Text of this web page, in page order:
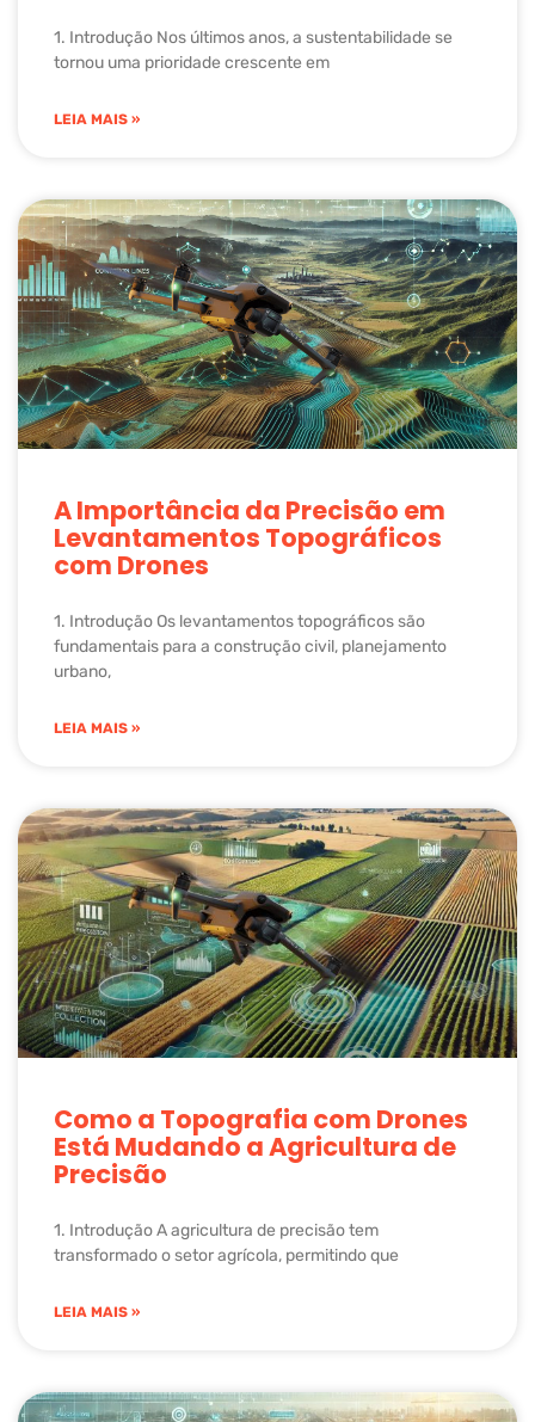
1. Introdução Nos últimos anos, a sustentabilidade se
tornou uma prioridade crescente em
LEIA MAIS »
A Importância da Precisão em
Levantamentos Topográficos
com Drones
1. Introdução Os levantamentos topográficos são
fundamentais para a construção civil, planejamento
urbano,
LEIA MAIS »
Como a Topografia com Drones
Está Mudando a Agricultura de
Precisão
1. Introdução A agricultura de precisão tem
transformado o setor agrícola, permitindo que
LEIA MAIS »